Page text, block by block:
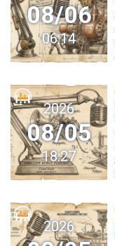
08/06
06:14
2026
08/05
18:27
2026